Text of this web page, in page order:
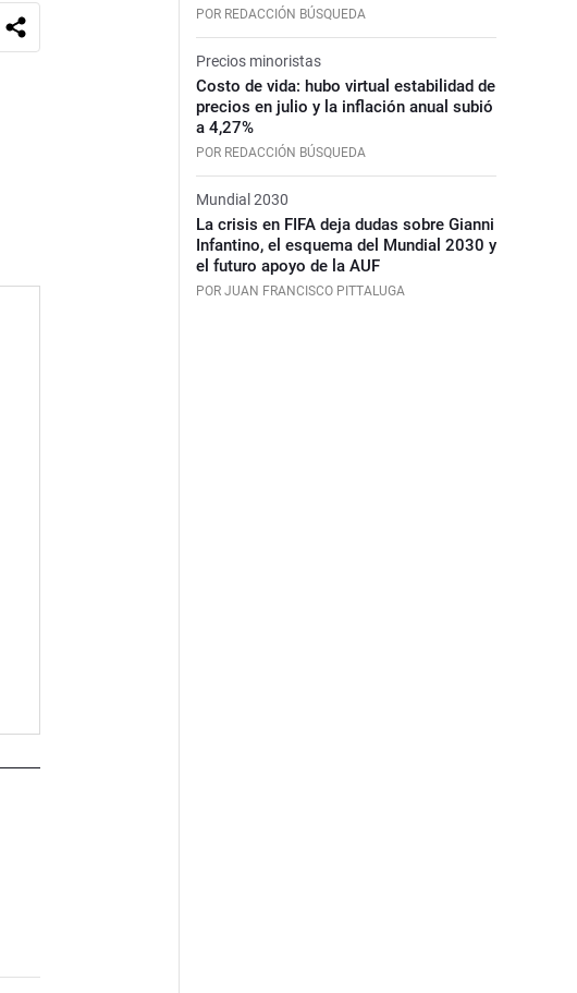
POR REDACCIÓN BÚSQUEDA
Precios minoristas
Costo de vida: hubo virtual estabilidad de
precios en julio y la inflación anual subió
a 4,27%
POR REDACCIÓN BÚSQUEDA
Mundial 2030
La crisis en FIFA deja dudas sobre Gianni
Infantino, el esquema del Mundial 2030 y
el futuro apoyo de la AUF
POR JUAN FRANCISCO PITTALUGA